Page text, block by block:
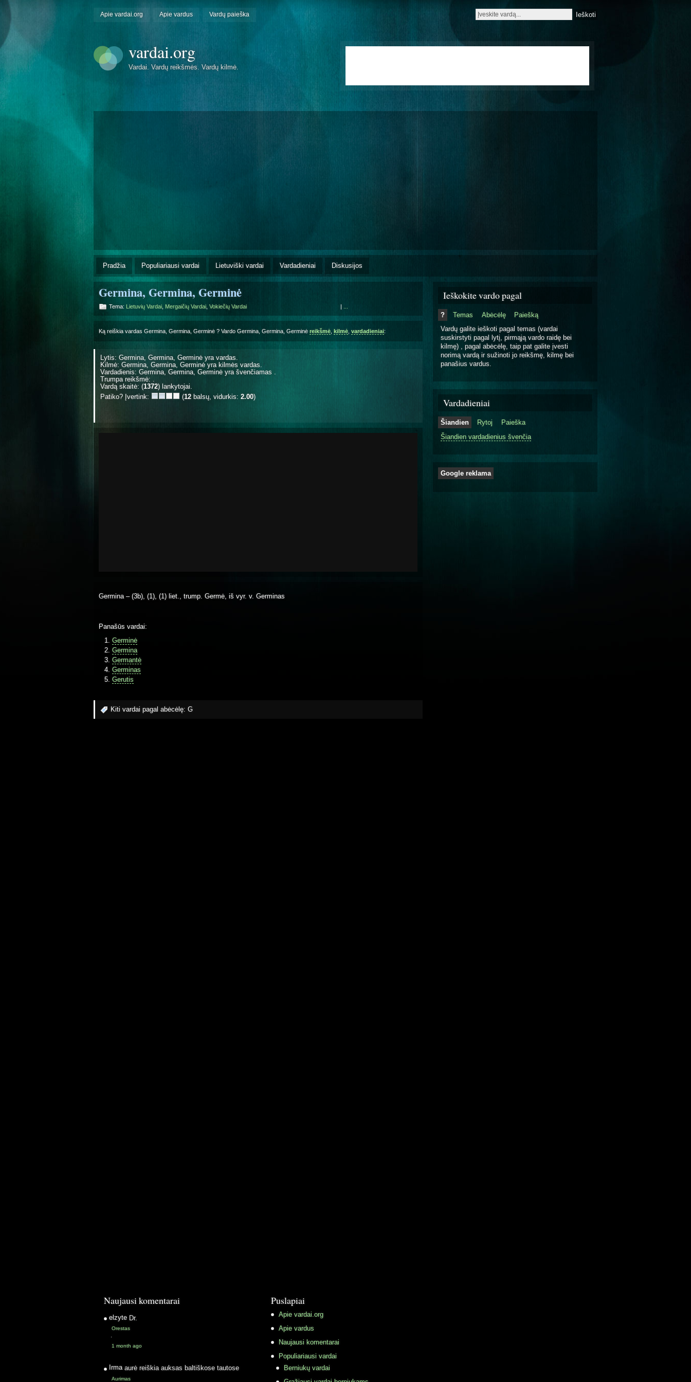
Apie vardai.org Apie vardus Vardų paieška
vardai.org
Vardai. Vardų reikšmės. Vardų kilmė.
Pradžia Populiariausi vardai Lietuviški vardai Vardadieniai Diskusijos
Germina, Germina, Germinė
Tema: Lietuvių Vardai Mergaičių Vardai Vokiečių Vardai |
Ką reiškia vardas Germina, Germina, Germinė ? Vardo Germina, Germina, Germinė reikšmė kilmė vardadieniai:
Lytis: Germina, Germina, Germinė yra vardas.
Kilmė: Germina, Germina, Germinė yra kilmės vardas.
Vardadienis: Germina, Germina, Germinė yra švenčiamas
Trumpa reikšmė: .
Vardą skaitė: (1372) lankytojai.
Patiko? Įvertink:
(12 balsų, vidurkis: 2.00)
Germina – (3b), (1), (1) liet., trump. Germė, iš vyr. v. Germinas
Panašūs vardai:
Germinė
Germina
Germantė
Germinas
Gerutis
Kiti vardai pagal abėcėlę: G
Ieškokite vardo pagal
? Temas Abėcėlę
Paiešką
Vardų galite ieškoti pagal temas (vardai
suskirstyti pagal lytį, pirmąją vardo raidę bei
kilmę) , pagal abėcėlę, taip pat galite įvesti
norimą vardą ir sužinoti jo reikšmę, kilmę bei
panašius vardus.
Vardadieniai
Šiandien Rytoj
Paieška
Šiandien vardadienius švenčia
Google reklama
Naujausi komentarai
elzyte Dr.
Orestas
·
1 month ago
Irma aurė reiškia auksas baltiškose tautose
Aurimas
Puslapiai
Apie vardai.org
Apie vardus
Naujausi komentarai
Populiariausi vardai
Berniukų vardai